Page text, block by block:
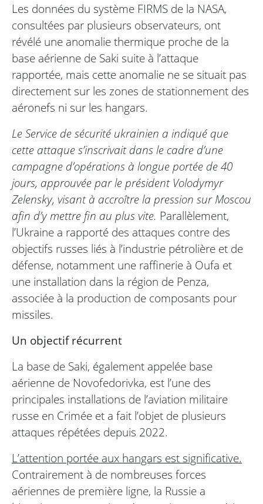
Les données du système FIRMS de la NASA,
consultées par plusieurs observateurs, ont
révélé une anomalie thermique proche de la
base aérienne de Saki suite à l’attaque
rapportée, mais cette anomalie ne se situait pas
directement sur les zones de stationnement des
aéronefs ni sur les hangars.
Le Service de sécurité ukrainien a indiqué que
cette attaque s’inscrivait dans le cadre d’une
campagne d’opérations à longue portée de 40
jours, approuvée par le président Volodymyr
Zelensky, visant à accroître la pression sur Moscou
afin d’y mettre fin au plus vite. Parallèlement,
l’Ukraine a rapporté des attaques contre des
objectifs russes liés à l’industrie pétrolière et de
défense, notamment une raffinerie à Oufa et
une installation dans la région de Penza,
associée à la production de composants pour
missiles.
Un objectif récurrent
La base de Saki, également appelée base
aérienne de Novofedorivka, est l’une des
principales installations de l’aviation militaire
russe en Crimée et a fait l’objet de plusieurs
attaques répétées depuis 2022.
L’attention portée aux hangars est significative.
Contrairement à de nombreuses forces
aériennes de première ligne, la Russie a